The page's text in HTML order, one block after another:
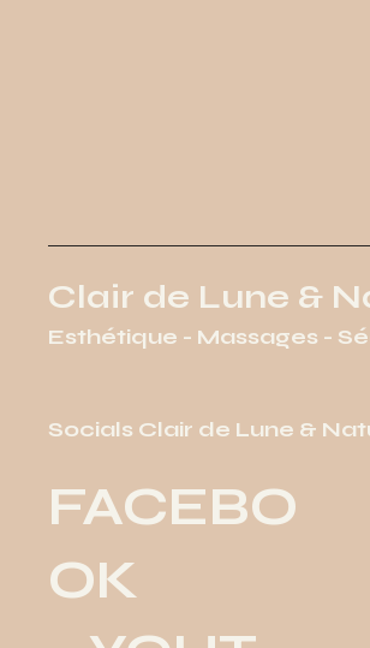
Clair de Lune &
Esthétique - Massages -
Socials Clair de Lune &
FACEBO
OK